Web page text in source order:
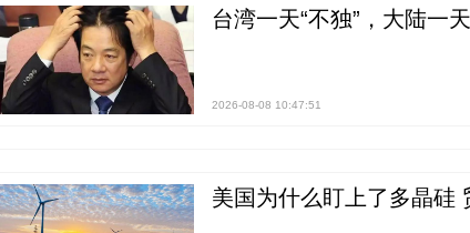
台湾一天“不独”，大陆一
2026-08-08 10:47:51
美国为什么盯上了多晶硅